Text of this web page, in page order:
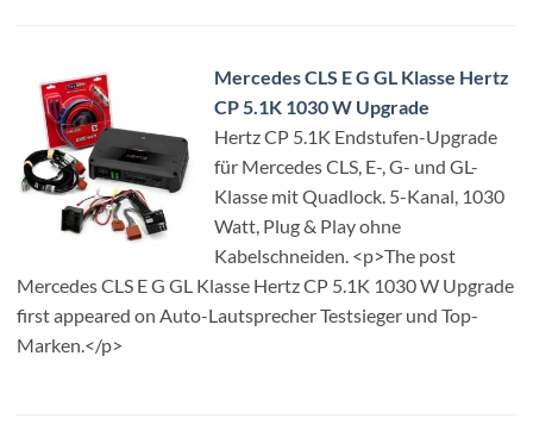
Mercedes CLS E G GL Klasse Hertz
CP 5.1K 1030 W Upgrade
Hertz CP 5.1K Endstufen-Upgrade
für Mercedes CLS, E-, G- und GL-
Klasse mit Quadlock. 5-Kanal, 1030
Watt, Plug & Play ohne
Kabelschneiden. <p>The post
Mercedes CLS E G GL Klasse Hertz CP 5.1K 1030 W Upgrade
first appeared on Auto-Lautsprecher Testsieger und Top-
Marken.</p>